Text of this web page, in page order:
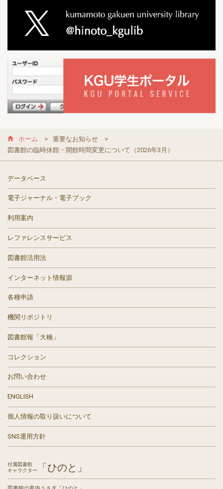
ホーム
重要なお知らせ
図書館の臨時休館・開館時間変更について（2026年3月）
データベース
電子ジャーナル・電子ブック
利用案内
レファレンスサービス
図書館活用法
インターネット情報源
各種申請
機関リポジトリ
図書館報「大楠」
コレクション
お問い合わせ
ENGLISH
個人情報の取り扱いについて
SNS運用方針
付属図書館
キャラクター
「ひのと」